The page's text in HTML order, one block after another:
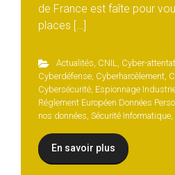
de France est faîte pour
places […]
Actualités, CNIL, Cyber-
Cyberdéfense, Cyberharcèlement,
Cybersécurité, Espionnage
Réglement Européen Données
nos données, Sécurité Informatique,
En savoir plus